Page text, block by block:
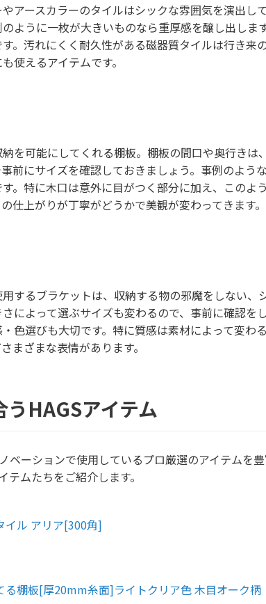
アースカラーのタイルはシックな雰囲気を演出し
ように一枚が大きいものなら重厚感を醸し出しま
。汚れにくく耐久性がある磁器質タイルは行き来
使えるアイテムです。
を可能にしてくれる棚板。棚板の間口や奥行きは
前にサイズを確認しておきましょう。事例のよう
。特に木口は意外に目がつく部分に加え、このよ
仕上がりが丁寧がどうかで美観が変わってきます。
するブラケットは、収納する物の邪魔をしない、
によって選ぶサイズも変わるので、事前に確認を
色選びも大切です。特に質感は素材によって変わ
まざまな表情があります。
うHAGSアイテム
ベーションで使用しているプロ厳選のアイテムを
テムたちをご紹介します。
イル アリア[300角]
る棚板[厚20mm糸面]ライトクリア色 木目オーク柄